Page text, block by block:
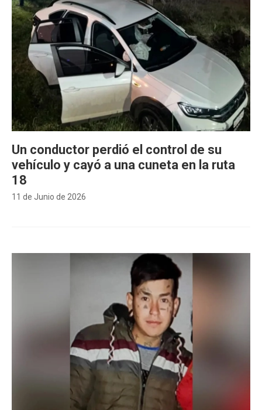
11 de Junio de 2026
Un conductor perdió el control de su
vehículo y cayó a una cuneta en la ruta
18